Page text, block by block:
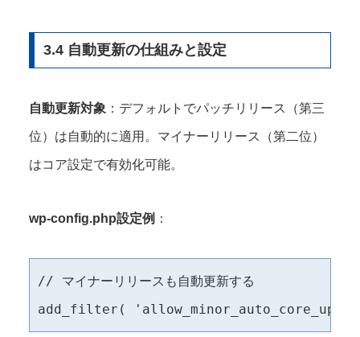
3.4 自動更新の仕組みと設定
自動更新対象 ：デフォルトでパッチリリース（第三
位）は自動的に適用。マイナーリリース（第二位）
はコア設定で有効化可能。
wp-config.php設定例 ：
// マイナーリリースも自動更新する